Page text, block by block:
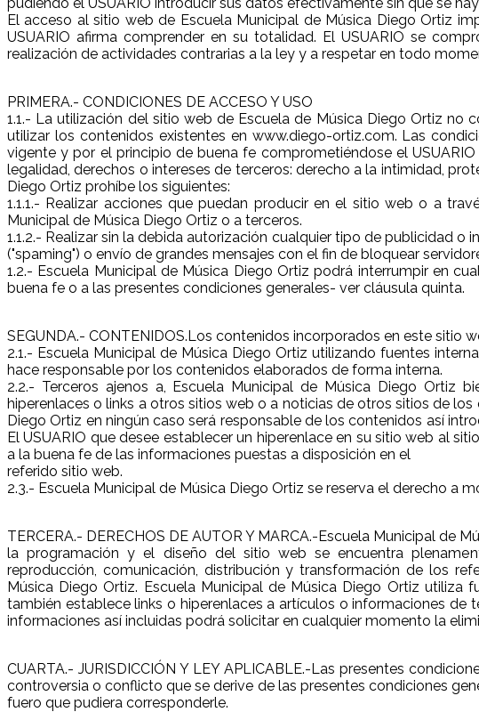
El acceso al sitio web de Escuela Municipal de Música Diego Ortiz
USUARIO afirma comprender en su totalidad. El USUARIO se
realización de actividades contrarias a la ley y a respetar en todo
PRIMERA.- CONDICIONES DE ACCESO Y USO
1.1.- La utilización del sitio web de Escuela de Música Diego Ortiz no
utilizar los contenidos existentes en www.diego-ortiz.com. Las
vigente y por el principio de buena fe comprometiéndose el
legalidad, derechos o intereses de terceros: derecho a la intimidad,
Diego Ortiz prohíbe los siguientes:
1.1.1.- Realizar acciones que puedan producir en el sitio web o a
Municipal de Música Diego Ortiz o a terceros.
1.1.2.- Realizar sin la debida autorización cualquier tipo de publicidad
("spaming") o envío de grandes mensajes con el fin de bloquear
1.2.- Escuela Municipal de Música Diego Ortiz podrá interrumpir en
buena fe o a las presentes condiciones generales- ver cláusula quinta.
SEGUNDA.- CONTENIDOS.Los contenidos incorporados en este sitio
2.1.- Escuela Municipal de Música Diego Ortiz utilizando fuentes
hace responsable por los contenidos elaborados de forma interna.
2.2.- Terceros ajenos a, Escuela Municipal de Música Diego
hiperenlaces o links a otros sitios web o a noticias de otros sitios de
Diego Ortiz en ningún caso será responsable de los contenidos así
El USUARIO que desee establecer un hiperenlace en su sitio web al
a la buena fe de las informaciones puestas a disposición en el
referido sitio web.
2.3.- Escuela Municipal de Música Diego Ortiz se reserva el derecho a
TERCERA.- DERECHOS DE AUTOR Y MARCA.-Escuela Municipal
la programación y el diseño del sitio web se encuentra
reproducción, comunicación, distribución y transformación de los
Música Diego Ortiz. Escuela Municipal de Música Diego Ortiz
también establece links o hiperenlaces a artículos o informaciones
informaciones así incluidas podrá solicitar en cualquier momento la
CUARTA.- JURISDICCIÓN Y LEY APLICABLE.-Las presentes
controversia o conflicto que se derive de las presentes condiciones
fuero que pudiera corresponderle.